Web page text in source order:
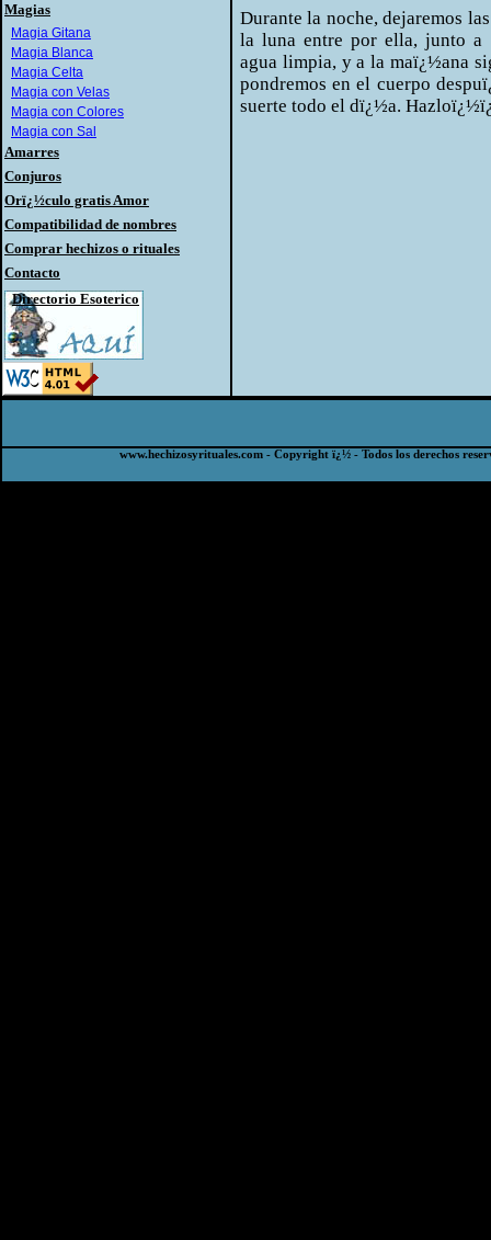
Magias
Magia Gitana
Magia Blanca
Magia Celta
Magia con Velas
Magia con Colores
Magia con Sal
Amarres
Conjuros
Orï¿½culo gratis Amor
Compatibilidad de nombres
Comprar hechizos o rituales
Contacto
Directorio Esoterico
Durante la noche, dejaremos
la luna entre por ella, junto a
agua limpia, y a la maï¿½ana
pondremos en el cuerpo
suerte todo el dï¿½a.
www.hechizosyrituales.com - Copyright ï¿½ - Todos los derechos